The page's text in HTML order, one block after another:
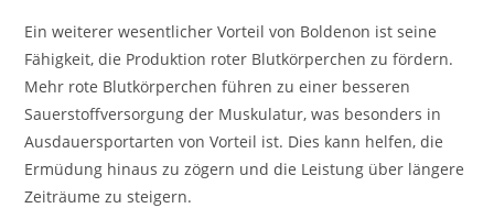
Ein weiterer wesentlicher Vorteil von Boldenon ist seine
Fähigkeit, die Produktion roter Blutkörperchen zu fördern.
Mehr rote Blutkörperchen führen zu einer besseren
Sauerstoffversorgung der Muskulatur, was besonders in
Ausdauersportarten von Vorteil ist. Dies kann helfen, die
Ermüdung hinaus zu zögern und die Leistung über längere
Zeiträume zu steigern.